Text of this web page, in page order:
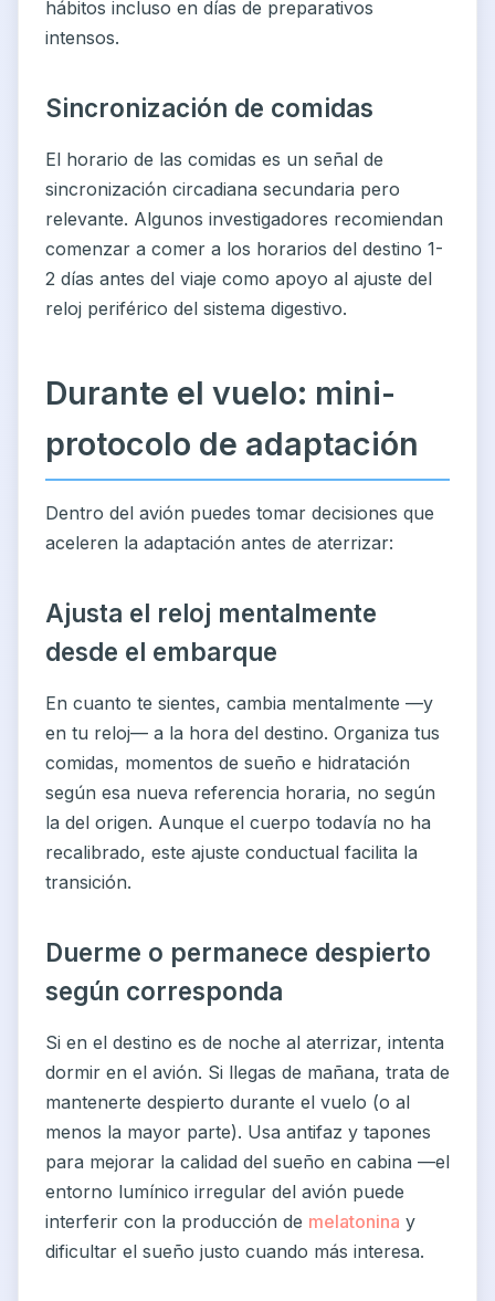
hábitos incluso en días de preparativos
intensos.
Sincronización de comidas
El horario de las comidas es un señal de
sincronización circadiana secundaria pero
relevante. Algunos investigadores recomiendan
comenzar a comer a los horarios del destino 1-
2 días antes del viaje como apoyo al ajuste del
reloj periférico del sistema digestivo.
Durante el vuelo: mini-
protocolo de adaptación
Dentro del avión puedes tomar decisiones que
aceleren la adaptación antes de aterrizar:
Ajusta el reloj mentalmente
desde el embarque
En cuanto te sientes, cambia mentalmente —y
en tu reloj— a la hora del destino. Organiza tus
comidas, momentos de sueño e hidratación
según esa nueva referencia horaria, no según
la del origen. Aunque el cuerpo todavía no ha
recalibrado, este ajuste conductual facilita la
transición.
Duerme o permanece despierto
según corresponda
Si en el destino es de noche al aterrizar, intenta
dormir en el avión. Si llegas de mañana, trata de
mantenerte despierto durante el vuelo (o al
menos la mayor parte). Usa antifaz y tapones
para mejorar la calidad del sueño en cabina —el
entorno lumínico irregular del avión puede
interferir con la producción de melatonina y
dificultar el sueño justo cuando más interesa.